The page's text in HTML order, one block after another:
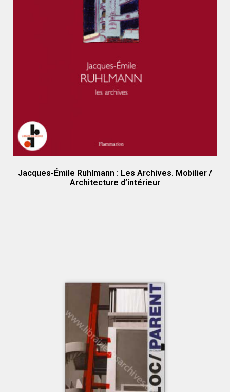
Jacques-Émile Ruhlmann : Les Archives. Mobilier /
Architecture d’intérieur